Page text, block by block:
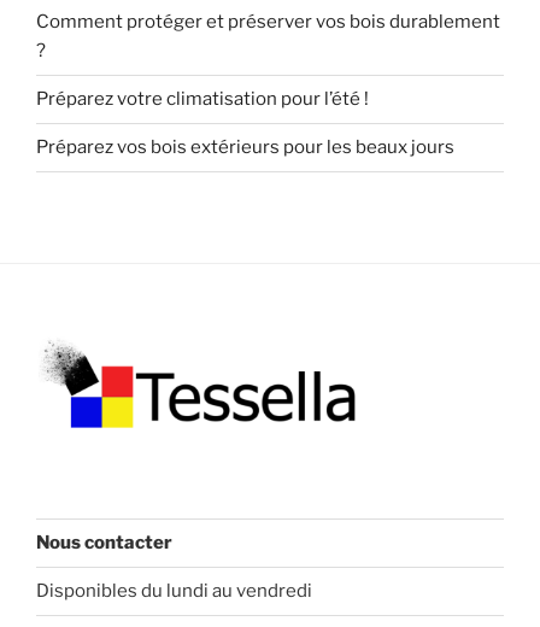
Comment protéger et préserver vos bois durablement
?
Préparez votre climatisation pour l’été !
Préparez vos bois extérieurs pour les beaux jours
Nous contacter
Disponibles du lundi au vendredi